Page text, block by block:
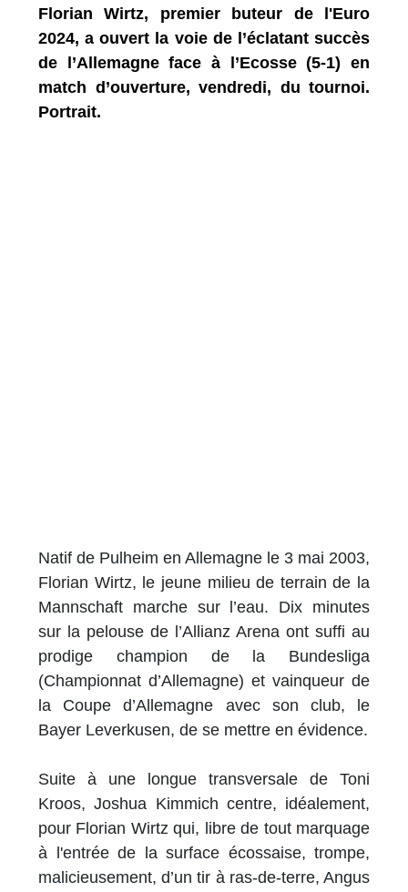
Florian Wirtz, premier buteur de l'Euro
2024, a ouvert la voie de l’éclatant succès
de l’Allemagne face à l’Ecosse (5-1) en
match d’ouverture, vendredi, du tournoi.
Portrait.
Natif de Pulheim en Allemagne le 3 mai 2003,
Florian Wirtz, le jeune milieu de terrain de la
Mannschaft marche sur l’eau. Dix minutes
sur la pelouse de l’Allianz Arena ont suffi au
prodige champion de la Bundesliga
(Championnat d’Allemagne) et vainqueur de
la Coupe d’Allemagne avec son club, le
Bayer Leverkusen, de se mettre en évidence.
Suite à une longue transversale de Toni
Kroos, Joshua Kimmich centre, idéalement,
pour Florian Wirtz qui, libre de tout marquage
à l'entrée de la surface écossaise, trompe,
malicieusement, d’un tir à ras-de-terre, Angus